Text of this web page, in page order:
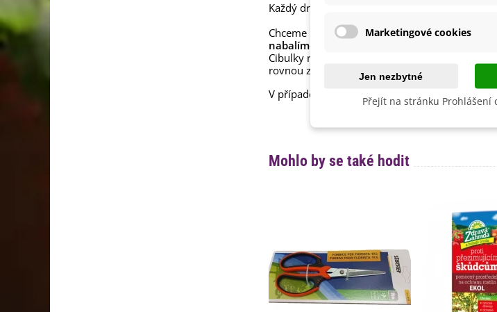
Každý druh cibulek je označen
Chceme být
šetrní k přírodě, proto cibuloviny
nabalíme dohromady
Cibulky ručně balíme v den odeslání.
rovnou zasadit.
V případě zájmu rozdělíme balení dle Vašeho
Mohlo by se také hodit
Marketingové cookies
Jen nezbytné
Přejít na stránku Prohlášení